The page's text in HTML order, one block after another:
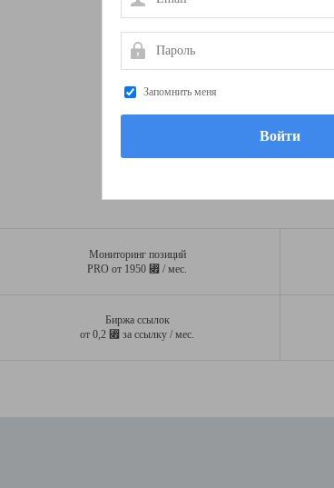
Мониторинг позиций
PRO от 1950 ⃏ / мес.
Биржа ссылок
от 0,2 ⃏ за ссылку / мес.
Пароль
Запомнить меня